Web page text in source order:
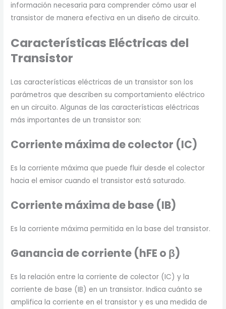
información necesaria para comprender cómo usar el
transistor de manera efectiva en un diseño de circuito.
Características Eléctricas del
Transistor
Las características eléctricas de un transistor son los
parámetros que describen su comportamiento eléctrico
en un circuito. Algunas de las características eléctricas
más importantes de un transistor son:
Corriente máxima de colector (IC)
Es la corriente máxima que puede fluir desde el colector
hacia el emisor cuando el transistor está saturado.
Corriente máxima de base (IB)
Es la corriente máxima permitida en la base del transistor.
Ganancia de corriente (hFE o β)
Es la relación entre la corriente de colector (IC) y la
corriente de base (IB) en un transistor. Indica cuánto se
amplifica la corriente en el transistor y es una medida de